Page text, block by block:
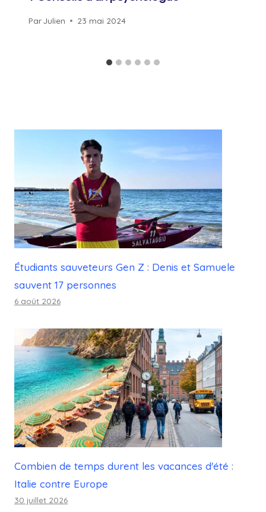
ParJulien 23 mai 2024
Étudiants sauveteurs Gen Z : Denis et Samuele
sauvent 17 personnes
6 août 2026
Combien de temps durent les vacances d'été :
Italie contre Europe
30 juillet 2026